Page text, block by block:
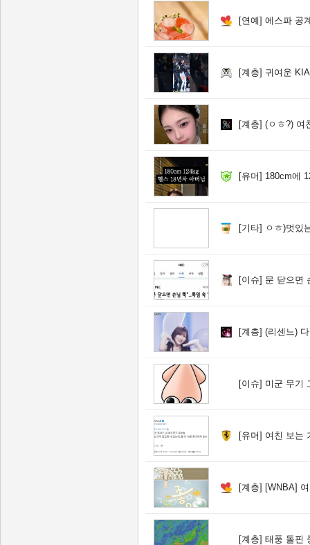
[연예] 에스파 공
[계층] 귀여운
[계층] (ㅇㅎ?) 여
[유머] 180cm에
[기타] ㅇㅎ)멋있
[이슈] 문 닫으면
[계층] (리센느)
[이슈] 미군 무기 고
[유머] 여친 보는
[계층] [WNBA]
[계층] 태풍 돌핀